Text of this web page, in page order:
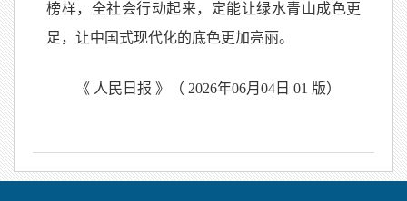
榜样，全社会行动起来，定能让绿水青山成色更
足，让中国式现代化的底色更加亮丽。
《 人民日报 》（ 2026年06月04日 01 版）